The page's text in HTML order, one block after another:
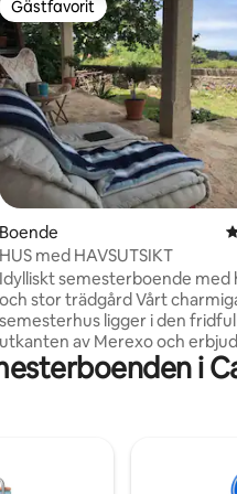
betyg, 67
Gästfavorit
Gästfavorit
Boende
HUS med HAVSUTSIKT
Idylliskt semesterboende med
och stor trädgård Vårt charmiga
semesterhus ligger i den
utkanten av Merexo och
fullständig integritet. Hela
inklusive den rymliga,
kombinerar modern komfort
i